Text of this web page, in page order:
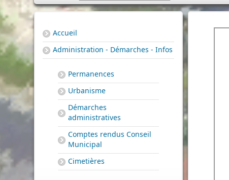
Accueil
Administration - Démarches - Infos
Permanences
Urbanisme
Démarches
administratives
Comptes rendus Conseil
Municipal
Cimetières